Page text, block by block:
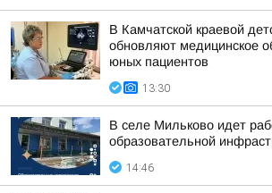
В Камчатской краевой
обновляют медицинское
юных пациентов
13:30
В селе Мильково идет
образовательной
14:46